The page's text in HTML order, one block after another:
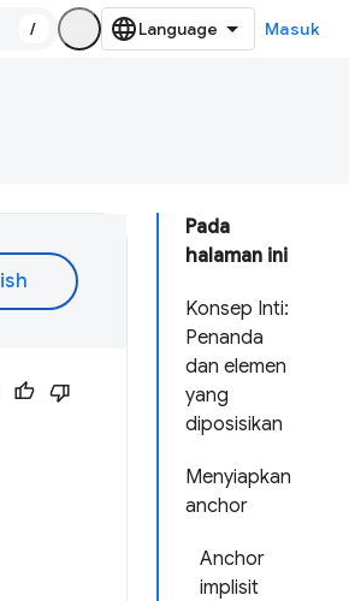
/ Masuk
Pada
halaman ini
Konsep Inti:
Penanda
dan elemen
yang
diposisikan
Menyiapkan
anchor
Anchor
implisit